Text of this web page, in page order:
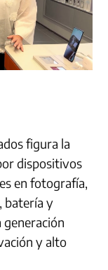
figura la
dispositivos
en fotografía,
batería y
y alto